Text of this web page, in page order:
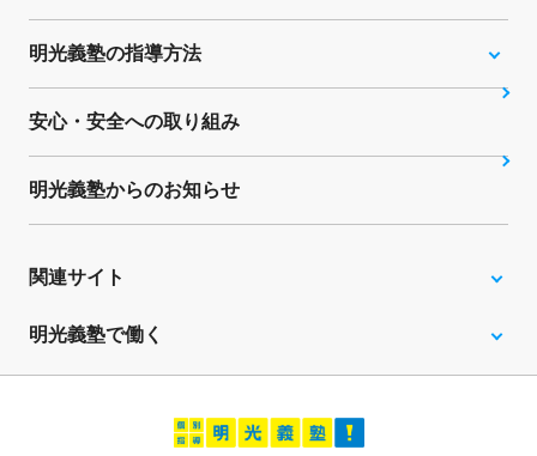
明光義塾の指導方法
安心・安全への取り組み
明光義塾からのお知らせ
関連サイト
明光義塾で働く